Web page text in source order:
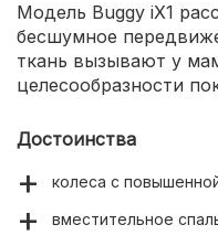
Модель Buggy iX1
бесшумное
ткань вызывают у
целесообразности
Достоинства
колеса с
вместительное